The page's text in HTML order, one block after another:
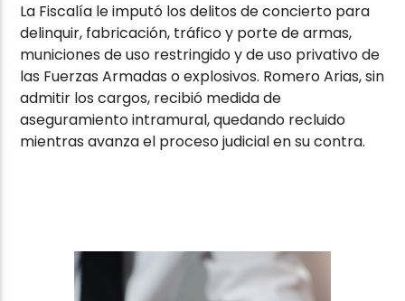
La Fiscalía le imputó los delitos de concierto para
delinquir, fabricación, tráfico y porte de armas,
municiones de uso restringido y de uso privativo de
las Fuerzas Armadas o explosivos. Romero Arias, sin
admitir los cargos, recibió medida de
aseguramiento intramural, quedando recluido
mientras avanza el proceso judicial en su contra.